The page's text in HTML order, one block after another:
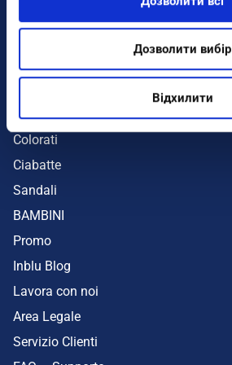
Дозволити вибір
Відхилити
UOMO
Colorati
Ciabatte
Sandali
BAMBINI
Promo
Inblu Blog
Lavora con noi
Area Legale
Servizio Clienti